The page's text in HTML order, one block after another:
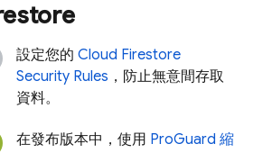
設定您的 Cloud Firestore
Security Rules ，防止無意間存取
資料。
在發布版本中，使用 ProGuard 縮